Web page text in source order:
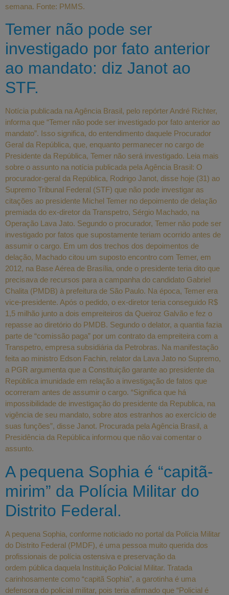
semana. Fonte: PMMS.
Temer não pode ser
investigado por fato anterior
ao mandato: diz Janot ao
STF.
Notícia publicada na Agência Brasil, pelo repórter André Richter,
informa que “Temer não pode ser investigado por fato anterior ao
mandato”. Isso significa, do entendimento daquele Procurador
Geral da República, que, enquanto permanecer no cargo de
Presidente da República, Temer não será investigado. Leia mais
sobre o assunto na notícia publicada pela Agência Brasil: O
procurador-geral da República, Rodrigo Janot, disse hoje (31) ao
Supremo Tribunal Federal (STF) que não pode investigar as
citações ao presidente Michel Temer no depoimento de delação
premiada do ex-diretor da Transpetro, Sérgio Machado, na
Operação Lava Jato. Segundo o procurador, Temer não pode ser
investigado por fatos que supostamente teriam ocorrido antes de
assumir o cargo. Em um dos trechos dos depoimentos de
delação, Machado citou um suposto encontro com Temer, em
2012, na Base Aérea de Brasília, onde o presidente teria dito que
precisava de recursos para a campanha do candidato Gabriel
Chalita (PMDB) à prefeitura de São Paulo. Na época, Temer era
vice-presidente. Após o pedido, o ex-diretor teria conseguido R$
1,5 milhão junto a dois empreiteiros da Queiroz Galvão e fez o
repasse ao diretório do PMDB. Segundo o delator, a quantia fazia
parte de “comissão paga” por um contrato da empreiteira com a
Transpetro, empresa subsidiária da Petrobras. Na manifestação
feita ao ministro Edson Fachin, relator da Lava Jato no Supremo,
a PGR argumenta que a Constituição garante ao presidente da
República imunidade em relação a investigação de fatos que
ocorreram antes de assumir o cargo. “Significa que há
impossibilidade de investigação do presidente da Republica, na
vigência de seu mandato, sobre atos estranhos ao exercício de
suas funções”, disse Janot. Procurada pela Agência Brasil, a
Presidência da República informou que não vai comentar o
assunto.
A pequena Sophia é “capitã-
mirim” da Polícia Militar do
Distrito Federal.
A pequena Sophia, conforme noticiado no portal da Polícia Militar
do Distrito Federal (PMDF), é uma pessoa muito querida dos
profissionais de polícia ostensiva e preservação da
ordem pública daquela Instituição Policial Militar. Tratada
carinhosamente como “capitã Sophia”, a garotinha é uma
defensora do policial militar, pois teria afirmado que “Policial é